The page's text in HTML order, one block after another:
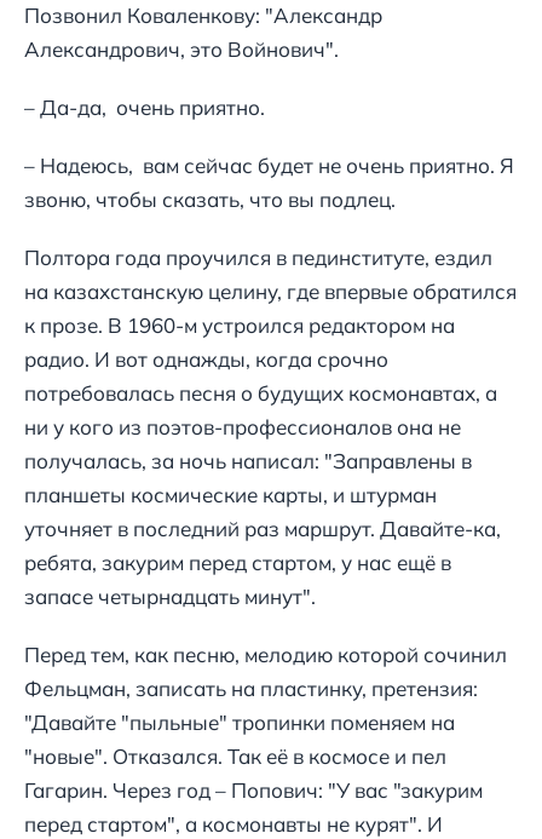
Позвонил Коваленкову: "Александр
Александрович, это Войнович".
– Да-да, очень приятно.
– Надеюсь, вам сейчас будет не очень приятно. Я
звоню, чтобы сказать, что вы подлец.
Полтора года проучился в пединституте, ездил
на казахстанскую целину, где впервые обратился
к прозе. В 1960-м устроился редактором на
радио. И вот однажды, когда срочно
потребовалась песня о будущих космонавтах, а
ни у кого из поэтов-профессионалов она не
получалась, за ночь написал: "Заправлены в
планшеты космические карты, и штурман
уточняет в последний раз маршрут. Давайте-ка,
ребята, закурим перед стартом, у нас ещё в
запасе четырнадцать минут".
Перед тем, как песню, мелодию которой сочинил
Фельцман, записать на пластинку, претензия:
"Давайте "пыльные" тропинки поменяем на
"новые". Отказался. Так её в космосе и пел
Гагарин. Через год – Попович: "У вас "закурим
перед стартом", а космонавты не курят". И